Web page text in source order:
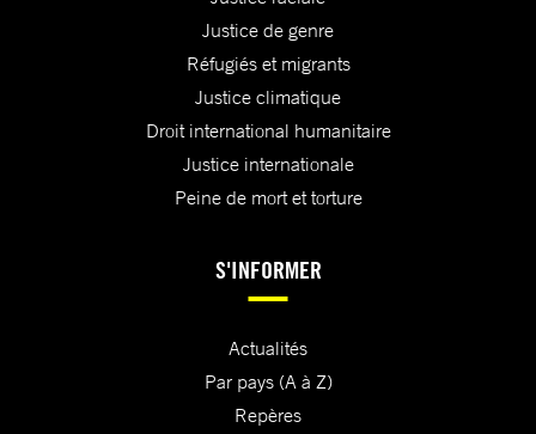
Justice de genre
Réfugiés et migrants
Justice climatique
Droit international humanitaire
Justice internationale
Peine de mort et torture
S'INFORMER
Actualités
Par pays (A à Z)
Repères